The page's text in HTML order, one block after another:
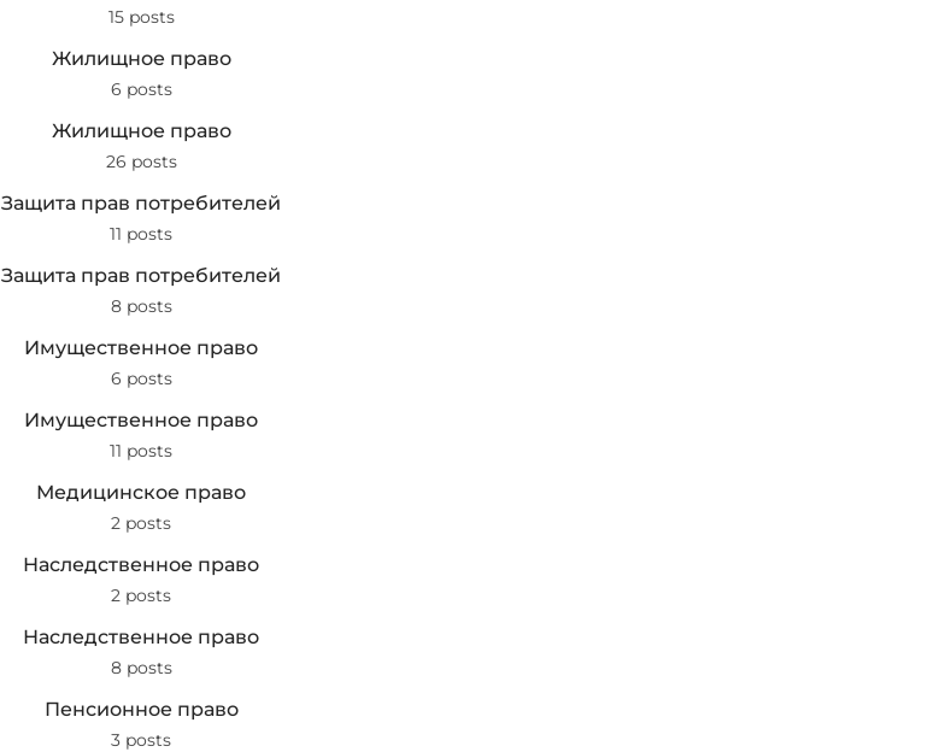
15 posts
Жилищное право
6 posts
Жилищное право
26 posts
Защита прав потребителей
11 posts
Защита прав потребителей
8 posts
Имущественное право
6 posts
Имущественное право
11 posts
Медицинское право
2 posts
Наследственное право
2 posts
Наследственное право
8 posts
Пенсионное право
3 posts